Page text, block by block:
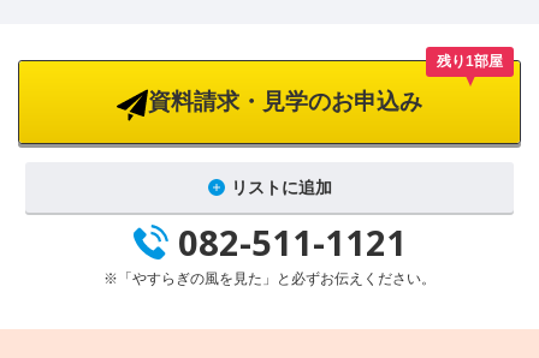
残り1部屋
資料請求・見学のお申込み
リストに追加
082-511-1121
※「やすらぎの風を見た」と必ずお伝えください。